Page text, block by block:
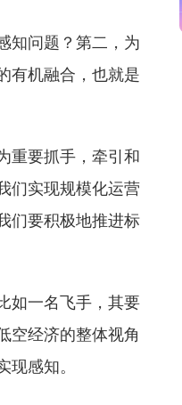
知问题？第二，为
有机融合，也就是
重要抓手，牵引和
们实现规模化运营
们要积极地推进标
如一名飞手，其要
空经济的整体视角
感知。